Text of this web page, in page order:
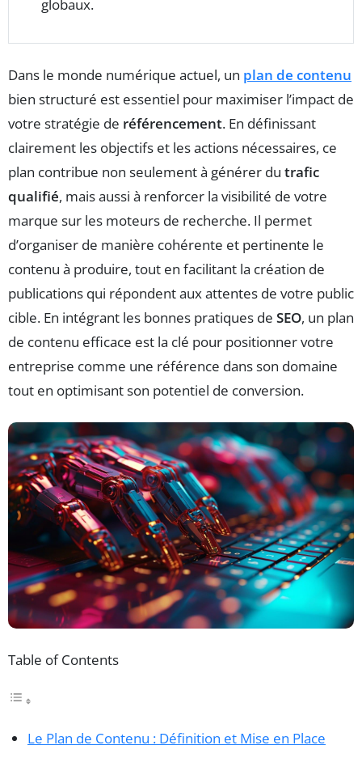
globaux.
Dans le monde numérique actuel, un plan de contenu
bien structuré est essentiel pour maximiser l’impact de
votre stratégie de référencement. En définissant
clairement les objectifs et les actions nécessaires, ce
plan contribue non seulement à générer du trafic
qualifié, mais aussi à renforcer la visibilité de votre
marque sur les moteurs de recherche. Il permet
d’organiser de manière cohérente et pertinente le
contenu à produire, tout en facilitant la création de
publications qui répondent aux attentes de votre public
cible. En intégrant les bonnes pratiques de SEO, un plan
de contenu efficace est la clé pour positionner votre
entreprise comme une référence dans son domaine
tout en optimisant son potentiel de conversion.
Table of Contents
Le Plan de Contenu : Définition et Mise en Place